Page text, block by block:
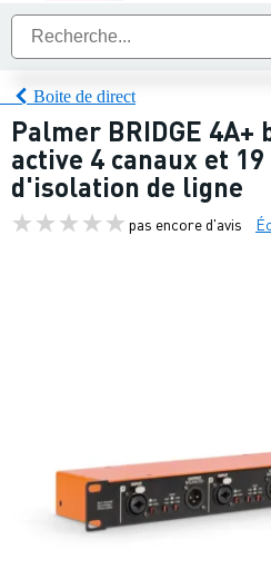
Boite de direct
Palmer BRIDGE 4A+
active 4 canaux et
d'isolation de ligne
pas encore d'avis